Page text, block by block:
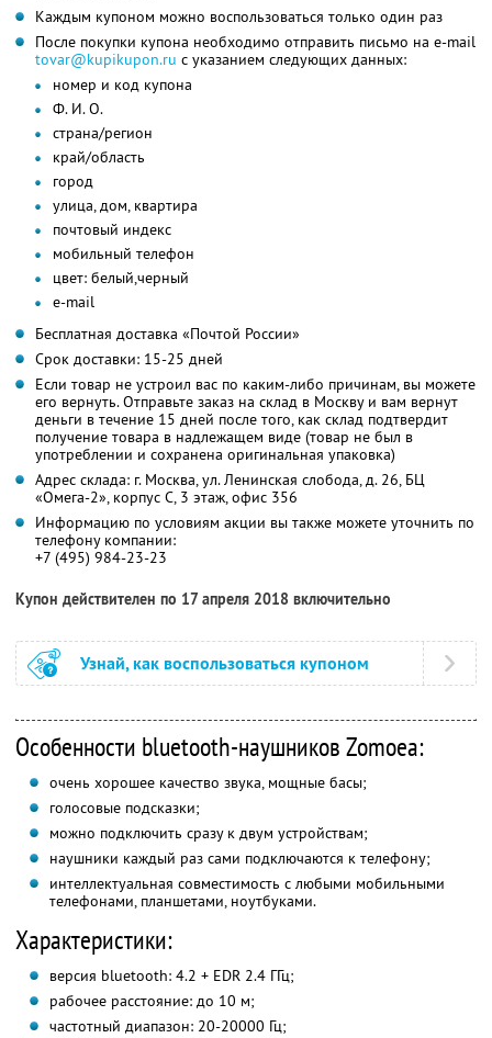
Каждым купоном можно воспользоваться только один раз
После покупки купона необходимо отправить письмо на e-mail
tovar@kupikupon.ru с указанием следующих данных:
номер и код купона
Ф. И. О.
страна/регион
край/область
город
улица, дом, квартира
почтовый индекс
мобильный телефон
цвет: белый,черный
e-mail
Бесплатная доставка «Почтой России»
Срок доставки: 15-25 дней
Если товар не устроил вас по каким-либо причинам, вы можете
его вернуть. Отправьте заказ на склад в Москву и вам вернут
деньги в течение 15 дней после того, как склад подтвердит
получение товара в надлежащем виде (товар не был в
употреблении и сохранена оригинальная упаковка)
Адрес склада: г. Москва, ул. Ленинская слобода, д. 26, БЦ
«Омега-2», корпус С, 3 этаж, офис 356
Информацию по условиям акции вы также можете уточнить по
телефону компании:
+7 (495) 984-23-23
Купон действителен по 17 апреля 2018 включительно
Узнай, как воспользоваться купоном
Особенности bluetooth-наушников Zomoea:
очень хорошее качество звука, мощные басы;
голосовые подсказки;
можно подключить сразу к двум устройствам;
наушники каждый раз сами подключаются к телефону;
интеллектуальная совместимость с любыми мобильными
телефонами, планшетами, ноутбуками.
Характеристики:
версия bluetooth: 4.2 + EDR 2.4 ГГц;
рабочее расстояние: до 10 м;
частотный диапазон: 20-20000 Гц;